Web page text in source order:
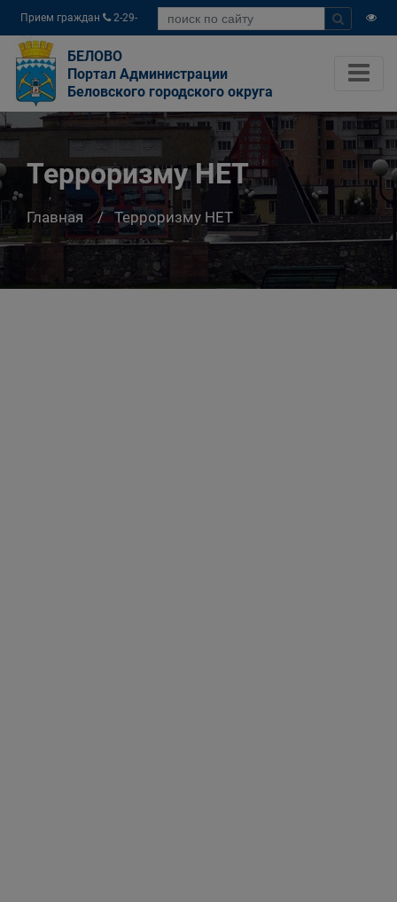
Прием граждан
2-29-
04
БЕЛОВО
Портал Администрации
Беловского городского округа
Терроризму НЕТ
Главная Терроризму НЕТ